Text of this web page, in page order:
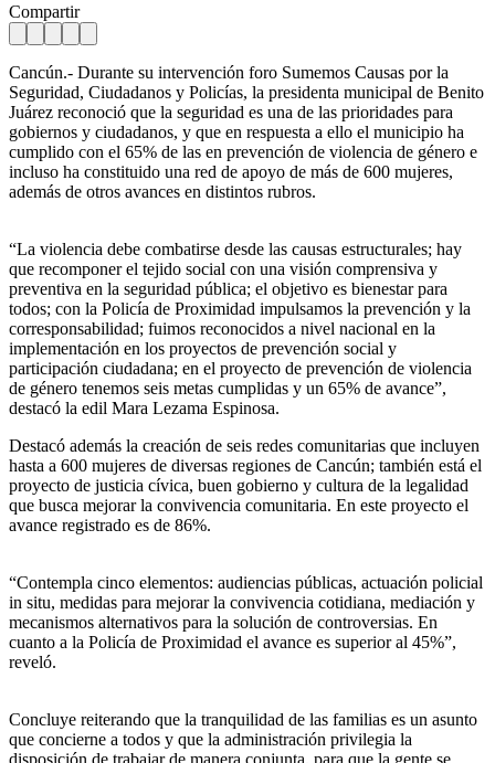
Compartir
Cancún.- Durante su intervención foro Sumemos Causas por la
Seguridad, Ciudadanos y Policías, la presidenta municipal de Benito
Juárez reconoció que la seguridad es una de las prioridades para
gobiernos y ciudadanos, y que en respuesta a ello el municipio ha
cumplido con el 65% de las en prevención de violencia de género e
incluso ha constituido una red de apoyo de más de 600 mujeres,
además de otros avances en distintos rubros.
“La violencia debe combatirse desde las causas estructurales; hay
que recomponer el tejido social con una visión comprensiva y
preventiva en la seguridad pública; el objetivo es bienestar para
todos; con la Policía de Proximidad impulsamos la prevención y la
corresponsabilidad; fuimos reconocidos a nivel nacional en la
implementación en los proyectos de prevención social y
participación ciudadana; en el proyecto de prevención de violencia
de género tenemos seis metas cumplidas y un 65% de avance”,
destacó la edil Mara Lezama Espinosa.
Destacó además la creación de seis redes comunitarias que incluyen
hasta a 600 mujeres de diversas regiones de Cancún; también está el
proyecto de justicia cívica, buen gobierno y cultura de la legalidad
que busca mejorar la convivencia comunitaria. En este proyecto el
avance registrado es de 86%.
“Contempla cinco elementos: audiencias públicas, actuación policial
in situ, medidas para mejorar la convivencia cotidiana, mediación y
mecanismos alternativos para la solución de controversias. En
cuanto a la Policía de Proximidad el avance es superior al 45%”,
reveló.
Concluye reiterando que la tranquilidad de las familias es un asunto
que concierne a todos y que la administración privilegia la
disposición de trabajar de manera conjunta, para que la gente se